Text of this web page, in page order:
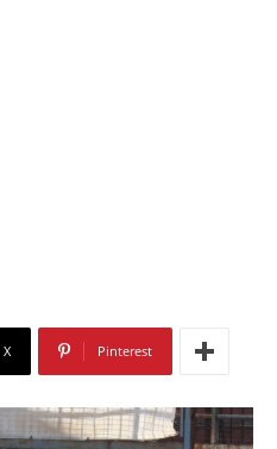
X Pinterest